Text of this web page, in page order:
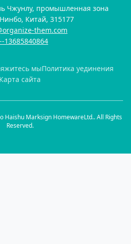
Чжунлу, промышленная зона
Китай, 315177
them.com
13685840864
мыПолитика уединения
Карта сайта
Haishu Marksign HomewareLtd.. All Rights
Reserved.